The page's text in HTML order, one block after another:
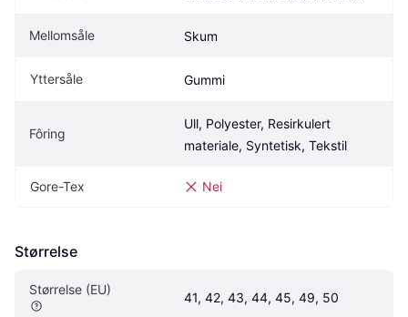
Mellomsåle Skum
Yttersåle Gummi
Fôring
Ull, Polyester, Resirkulert
materiale, Syntetisk, Tekstil
Gore-Tex Nei
Størrelse
Størrelse (EU)
41, 42, 43, 44, 45, 49, 50